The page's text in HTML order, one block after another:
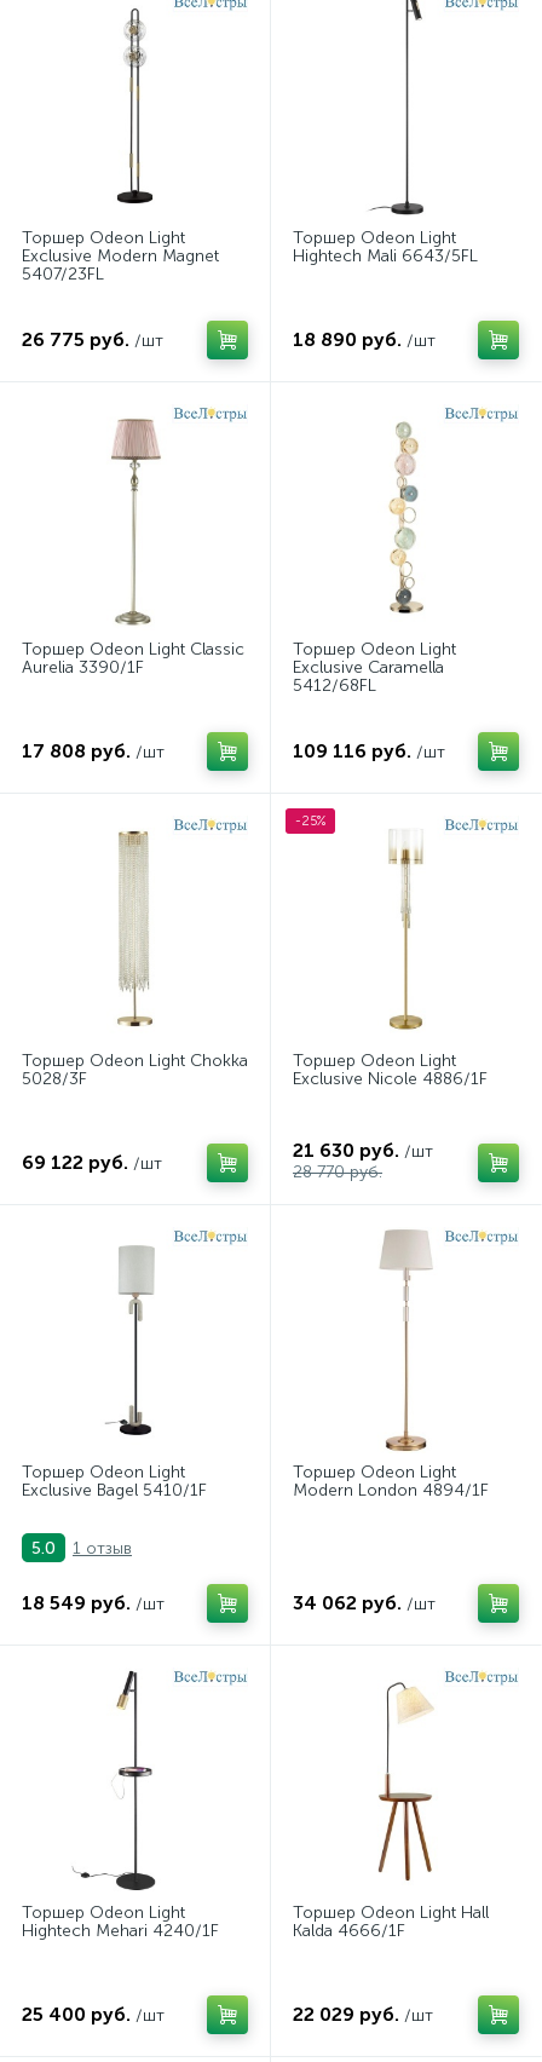
Торшер Odeon Light
Exclusive Modern Magnet
5407/23FL
26 775 руб. /шт
Торшер Odeon Light
Hightech Mali 6643/5FL
18 890 руб. /шт
Торшер Odeon Light Classic
Aurelia 3390/1F
17 808 руб. /шт
Торшер Odeon Light
Exclusive Caramella
5412/68FL
109 116 руб. /шт
Торшер Odeon Light Chokka
5028/3F
69 122 руб. /шт
-25%
Торшер Odeon Light
Exclusive Nicole 4886/1F
21 630 руб. /шт
28 770 руб.
Торшер Odeon Light
Exclusive Bagel 5410/1F
5.0 1 отзыв
18 549 руб. /шт
Торшер Odeon Light
Modern London 4894/1F
34 062 руб. /шт
Торшер Odeon Light
Hightech Mehari 4240/1F
25 400 руб. /шт
Торшер Odeon Light Hall
Kalda 4666/1F
22 029 руб. /шт